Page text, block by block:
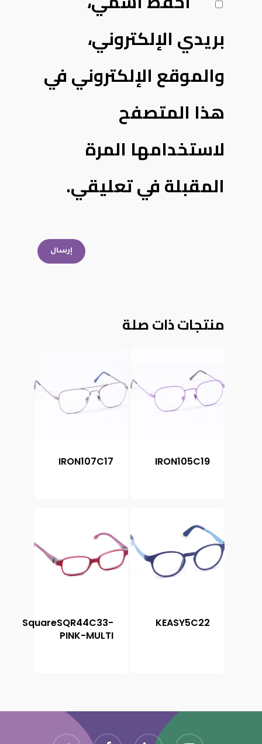
بريدي الإلكتروني،
والموقع الإلكتروني في
هذا المتصفح
لاستخدامها المرة
المقبلة في تعليقي.
منتجات ذات صلة
IRON105C19
IRON107C17
KEASY5C22
SquareSQR44C33-
PINK-MULTI
Twitter Facebook Linkedin Youtube